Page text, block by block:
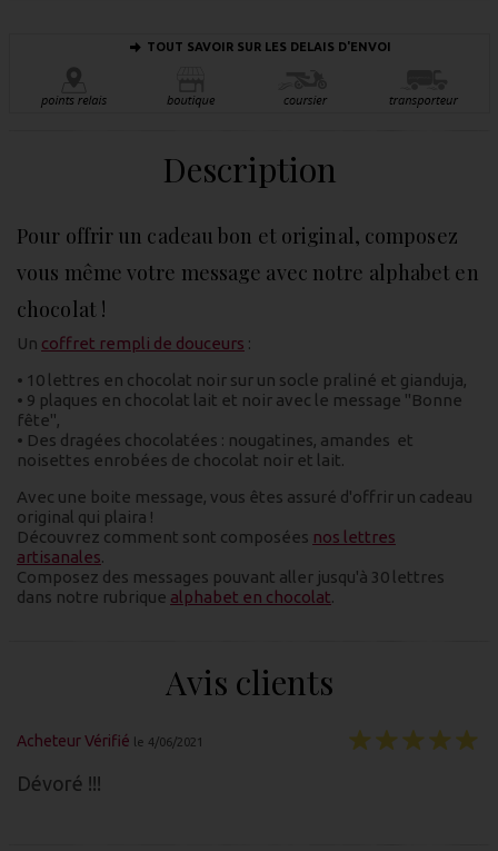
TOUT SAVOIR SUR LES DELAIS D'ENVOI
Description
Pour offrir un cadeau bon et original, composez
vous même votre message avec notre alphabet en
chocolat !
Un coffret rempli de douceurs :
• 10 lettres en chocolat noir sur un socle praliné et gianduja,
• 9 plaques en chocolat lait et noir avec le message "Bonne
fête",
• Des dragées chocolatées : nougatines, amandes et
noisettes enrobées de chocolat noir et lait.
Avec une boite message, vous êtes assuré d'offrir un cadeau
original qui plaira !
Découvrez comment sont composées nos lettres
artisanales.
Composez des messages pouvant aller jusqu'à 30 lettres
dans notre rubrique alphabet en chocolat.
Avis clients
Acheteur Vérifié le 4/06/2021
Dévoré !!!